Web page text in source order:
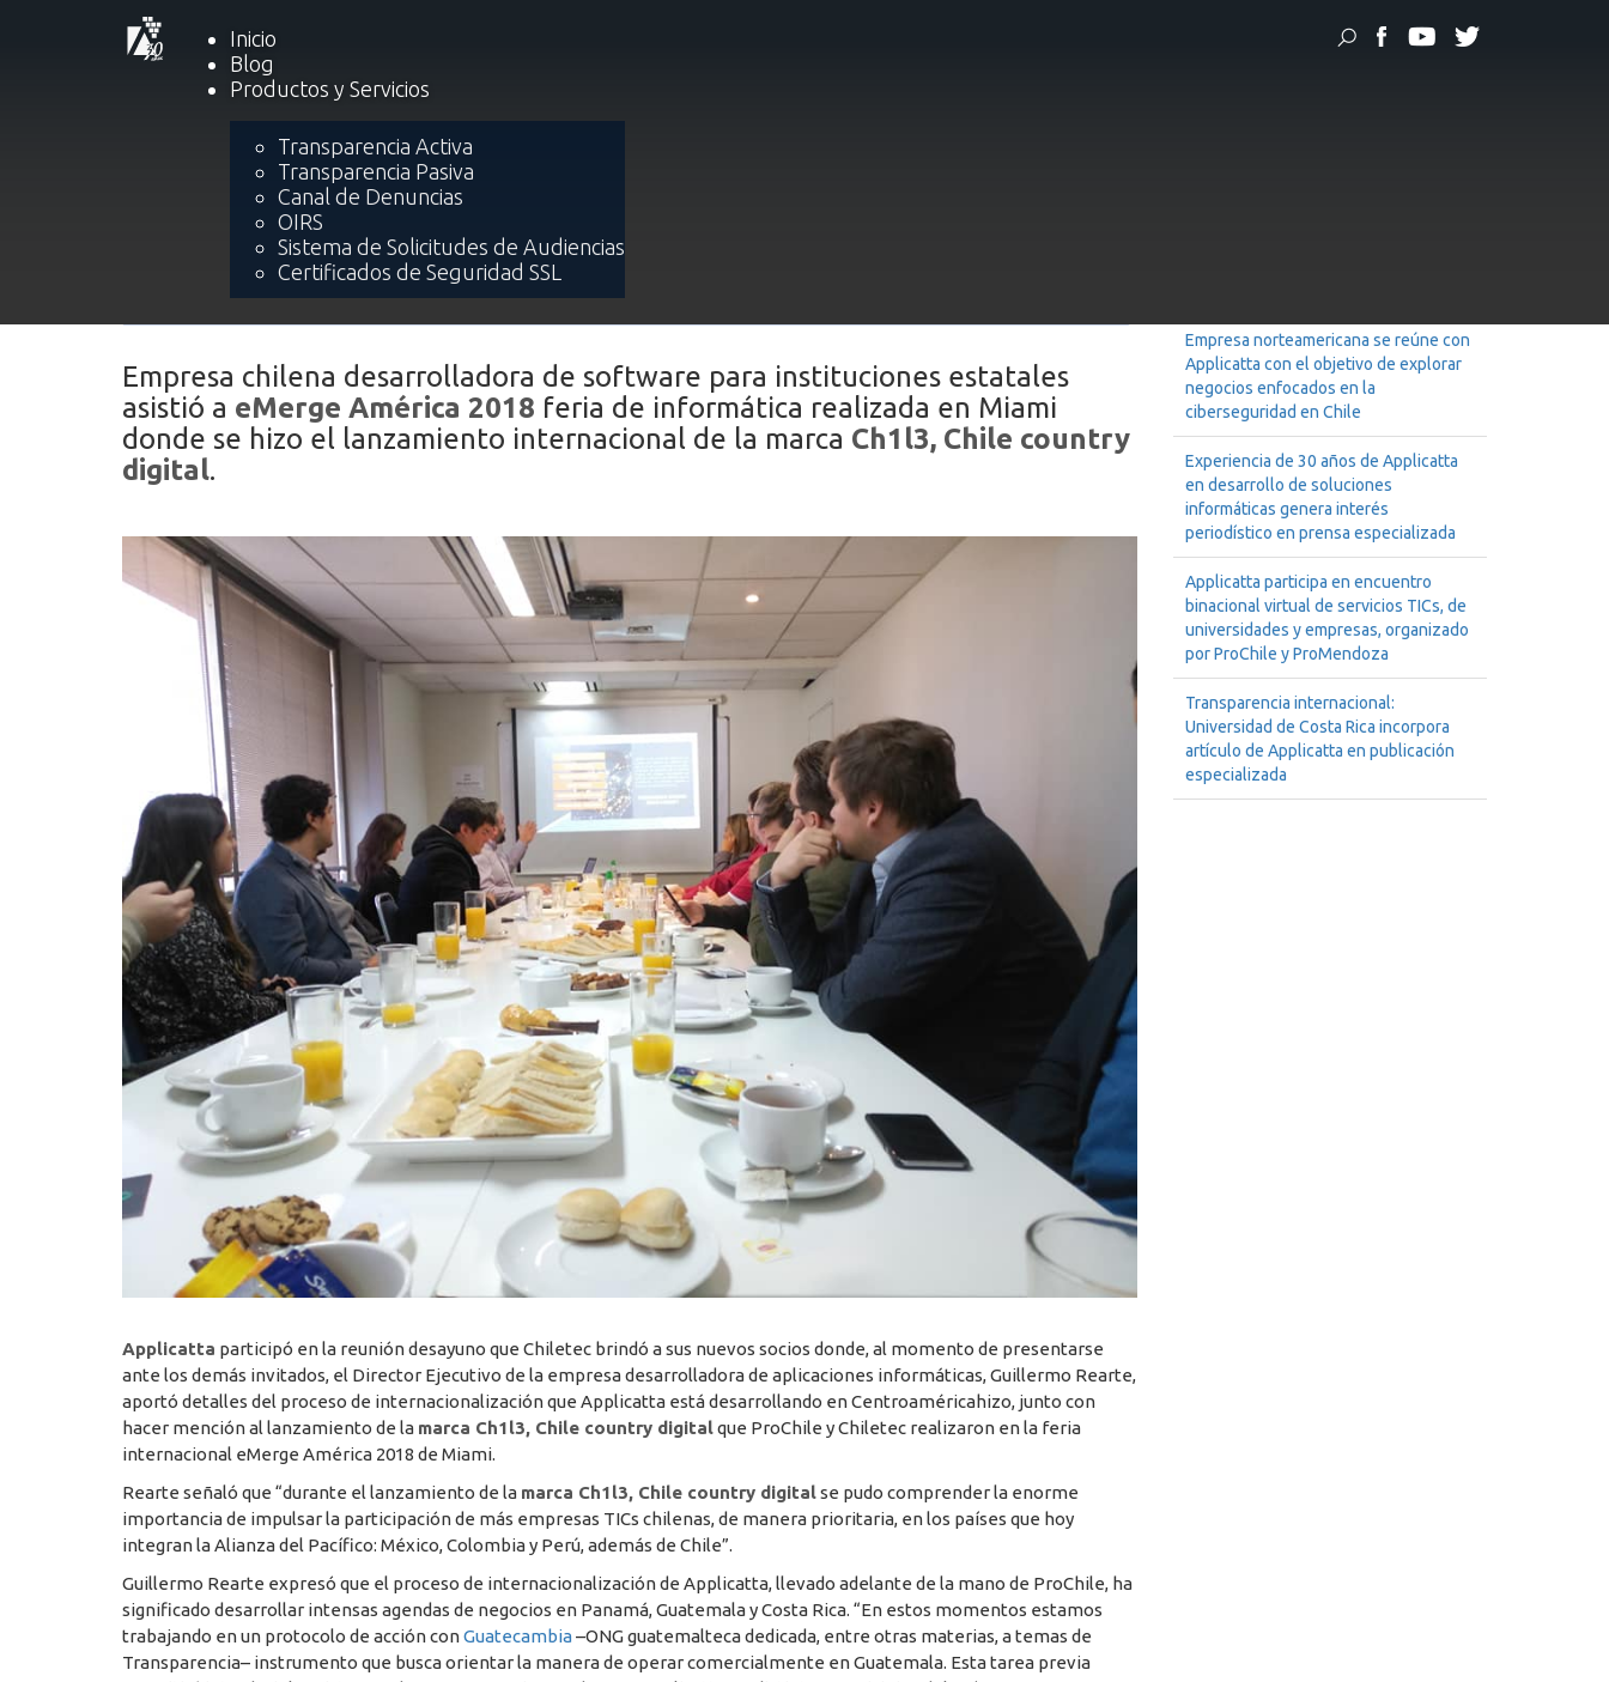
Inicio
Blog
Productos y Servicios
Transparencia Activa
Transparencia Pasiva
Canal de Denuncias
OIRS
Sistema de Solicitudes de Audiencias
Certificados de Seguridad SSL
Inicio
Proceso de internacionalización de Applicatta desarrollado en
países centroamericanos destaca en encuentro de Chiletec
Publicado: 28 Mayo 2018
Empresa chilena desarrolladora de software para instituciones estatales
asistió a eMerge América 2018 feria de informática realizada en Miami
donde se hizo el lanzamiento internacional de la marca Ch1l3, Chile country
digital.
Applicatta participó en la reunión desayuno que Chiletec brindó a sus nuevos socios donde, al momento de presentarse
ante los demás invitados, el Director Ejecutivo de la empresa desarrolladora de aplicaciones informáticas, Guillermo Rearte,
aportó detalles del proceso de internacionalización que Applicatta está desarrollando en Centroaméricahizo, junto con
hacer mención al lanzamiento de la marca Ch1l3, Chile country digitalque ProChile y Chiletec realizaron en la feria
internacional eMerge América 2018 de Miami.
Rearte señaló que “durante el lanzamiento de la marca Ch1l3, Chile country digitalse pudo comprender la enorme
importancia de impulsar la participación de más empresas TICs chilenas, de manera prioritaria, en los países que hoy
integran la Alianza del Pacífico: México, Colombia y Perú, además de Chile”.
Guillermo Rearte expresó que el proceso de internacionalización de Applicatta, llevado adelante de la mano de ProChile, ha
significado desarrollar intensas agendas de negocios en Panamá, Guatemala y Costa Rica. “En estos momentos estamos
trabajando en un protocolo de acción conGuatecambia–ONG guatemalteca dedicada, entre otras materias, a temas de
Transparencia– instrumento que busca orientar la manera de operar comercialmente en Guatemala. Esta tarea previa
Empresa norteamericana se reúne con
Applicatta con el objetivo de explorar
negocios enfocados en la
ciberseguridad en Chile
Experiencia de 30 años de Applicatta
en desarrollo de soluciones
informáticas genera interés
periodístico en prensa especializada
Applicatta participa en encuentro
binacional virtual de servicios TICs, de
universidades y empresas, organizado
por ProChile y ProMendoza
Transparencia internacional:
Universidad de Costa Rica incorpora
artículo de Applicatta en publicación
especializada